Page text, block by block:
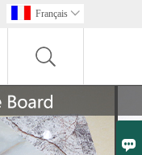

Français 